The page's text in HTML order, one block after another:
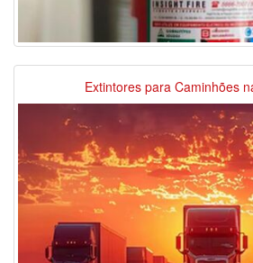
Extintores para Caminhões